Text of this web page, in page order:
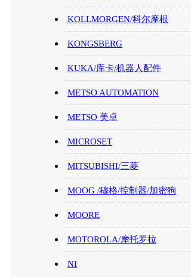
KOLLMORGEN/科尔摩根
KONGSBERG
KUKA/库卡/机器人配件
METSO AUTOMATION
METSO 美卓
MICROSET
MITSUBISHI/三菱
MOOG /穆格/控制器/加密狗
MOORE
MOTOROLA/摩托罗拉
NI